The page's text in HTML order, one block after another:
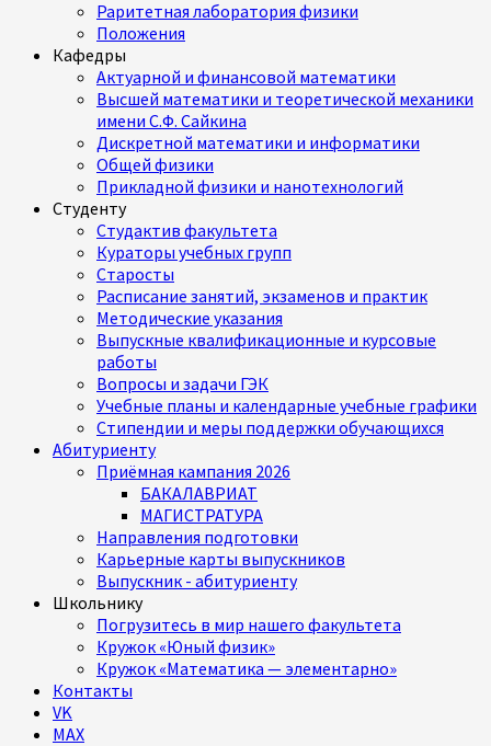
Раритетная лаборатория физики
Положения
Кафедры
Актуарной и финансовой математики
Высшей математики и теоретической механики
имени С.Ф. Сайкина
Дискретной математики и информатики
Общей физики
Прикладной физики и нанотехнологий
Студенту
Студактив факультета
Кураторы учебных групп
Старосты
Расписание занятий, экзаменов и практик
Методические указания
Выпускные квалификационные и курсовые
работы
Вопросы и задачи ГЭК
Учебные планы и календарные учебные графики
Стипендии и меры поддержки обучающихся
Абитуриенту
Приёмная кампания 2026
БАКАЛАВРИАТ
МАГИСТРАТУРА
Направления подготовки
Карьерные карты выпускников
Выпускник - абитуриенту
Школьнику
Погрузитесь в мир нашего факультета
Кружок «Юный физик»
Кружок «Математика — элементарно»
Контакты
VK
MAX